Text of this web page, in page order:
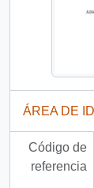
ÁREA DE
Código de
referencia